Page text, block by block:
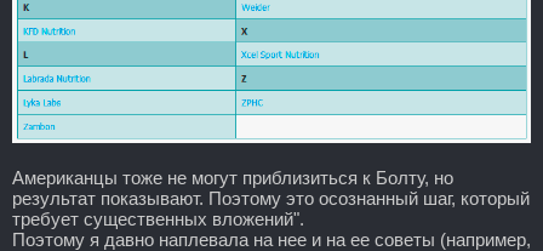
Американцы тоже не могут приблизиться к Болту, но
результат показывают. Поэтому это осознанный шаг, который
требует существенных вложений".
Поэтому я давно наплевала на нее и на ее советы (например,